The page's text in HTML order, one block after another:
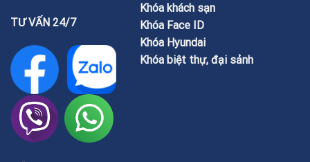
TƯ VẤN 24/7
Khóa khách sạn
Khóa Face ID
Khóa Hyundai
Khóa biệt thự, đại sảnh